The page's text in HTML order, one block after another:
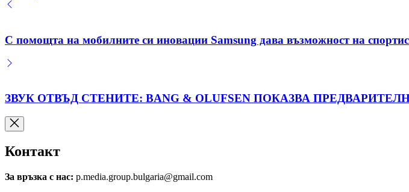
С помощта на мобилните си иновации Samsung дава възможност на
ЗВУК ОТВЪД СТЕНИТЕ: BANG & OLUFSEN ПОКАЗВА
Контакт
За връзка с нас: p.media.group.bulgaria@gmail.com